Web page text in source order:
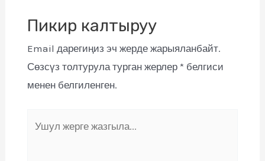
Пикир калтыруу
Email дарегиңиз эч жерде жарыяланбайт.
Сөзсүз толтурула турган жерлер * белгиси
менен белгиленген.